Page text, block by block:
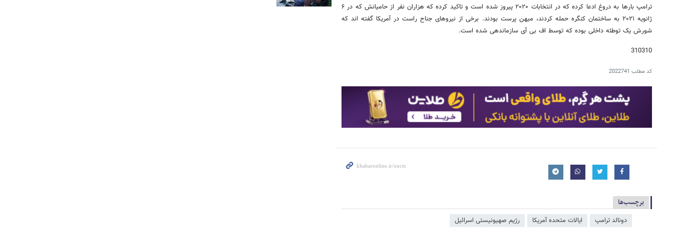
ترامپ بارها به دروغ ادعا کرده که در انتخابات ۲۰۲۰ پیروز شده است و تاکید کرده که هزاران نفر از حامیانش که در ۶
ژانویه ۲۰۲۱ به ساختمان کنگره حمله کردند، میهن پرست بودند. برخی از نیروهای جناح راست در آمریکا گفته اند که
شورش یک توطئه داخلی بوده که توسط اف بی آی سازماندهی شده است.
310310
کد مطلب 2022741
برچسب‌ها
دونالد ترامپ ایالات متحده آمریکا رژیم صهیونیستی اسرائیل